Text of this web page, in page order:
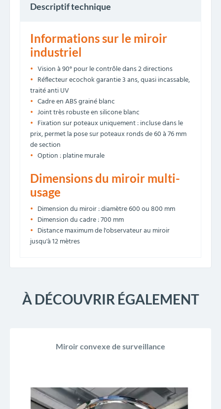
Descriptif technique
Informations sur le miroir
industriel
Vision à 90° pour le contrôle dans 2 directions
Réflecteur ecochok garantie 3 ans, quasi incassable,
traité anti UV
Cadre en ABS grainé blanc
Joint très robuste en silicone blanc
Fixation sur poteaux uniquement : incluse dans le
prix, permet la pose sur poteaux ronds de 60 à 76 mm
de section
Option : platine murale
Dimensions du miroir multi-
usage
Dimension du miroir : diamètre 600 ou 800 mm
Dimension du cadre : 700 mm
Distance maximum de l'observateur au miroir
jusqu'à 12 mètres
À DÉCOUVRIR ÉGALEMENT
Miroir convexe de surveillance